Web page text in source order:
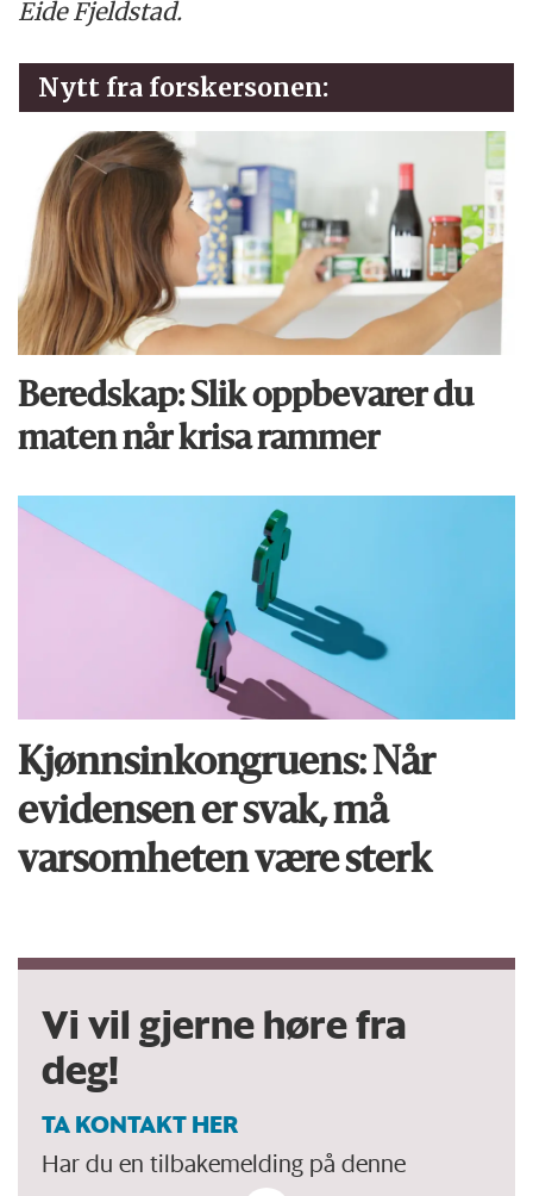
Eide Fjeldstad.
Nytt fra forskersonen:
Beredskap: Slik oppbevarer du
maten når krisa rammer
Kjønnsinkongruens: Når
evidensen er svak, må
varsomheten være sterk
Vi vil gjerne høre fra
deg!
TA KONTAKT HER
Har du en tilbakemelding på denne